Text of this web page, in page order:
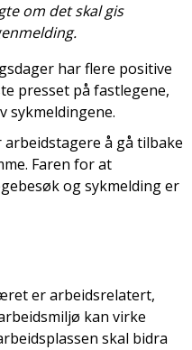
om det skal gis
har flere positive
presset på fastlegene,
sykmeldingene.
å gå tilbake
Faren for at
og sykmelding er
er arbeidsrelatert,
kan virke
skal bidra